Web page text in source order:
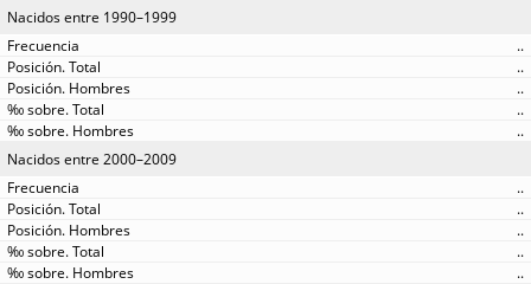
Nacidos entre 1990–1999
..
..
..
..
..
Nacidos entre 2000–2009
..
..
..
..
..